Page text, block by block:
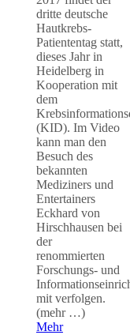
dritte deutsche
Hautkrebs-
Patiententag statt,
dieses Jahr in
Heidelberg in
Kooperation mit
dem
(KID). Im Video
kann man den
Besuch des
bekannten
Mediziners und
Entertainers
Eckhard von
Hirschhausen bei
der
renommierten
Forschungs- und
mit verfolgen.
(mehr …)
Mehr